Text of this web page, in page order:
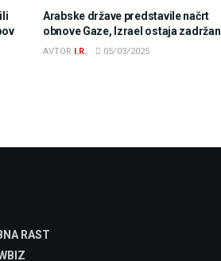
Arabske države predstavile načrt
obnove Gaze, Izrael ostaja zadržan
AVTOR I.R. 05/03/2025
RAST